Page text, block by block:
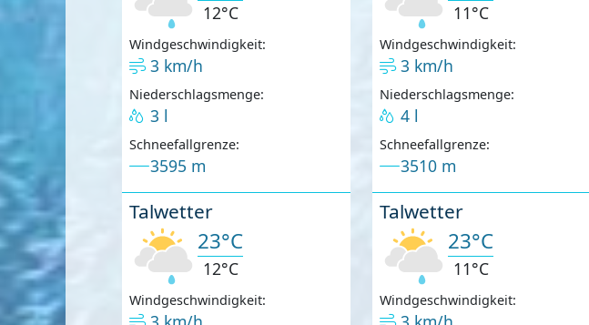
12°C
Windgeschwindigkeit:
3 km/h
Niederschlagsmenge:
3 l
Schneefallgrenze:
3595 m
Talwetter
23°C
12°C
Windgeschwindigkeit:
11°C
Windgeschwindigkeit:
3 km/h
Niederschlagsmenge:
4 l
Schneefallgrenze:
3510 m
Talwetter
23°C
11°C
Windgeschwindigkeit: